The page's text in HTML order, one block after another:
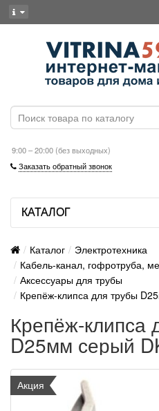
9:00 – 20:00 (без выходных)
Заказать обратный звонок
КАТАЛОГ
Каталог
Электротехника
Кабель-канал, гофротруба,
Аксессуары для трубы
Крепёж-клипса для трубы
Крепёж-клипса
D25мм серый
Акция